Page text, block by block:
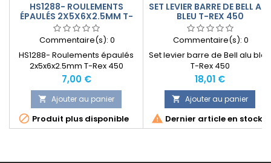
HS1288- ROULEMENTS
ÉPAULÉS 2X5X6X2.5MM T-
REX 450
Commentaire(s): 0
HS1288- Roulements épaulés
2x5x6x2.5mm T-Rex 450
Prix
7,00 €
 Ajouter au panier
 Produit plus disponible
SET LEVIER BARRE DE BELL ALU
BLEU T-REX 450
Commentaire(s): 0
Set levier barre de Bell alu bleu
T-Rex 450
Prix
18,01 €
 Ajouter au panier
 Dernier article en stock